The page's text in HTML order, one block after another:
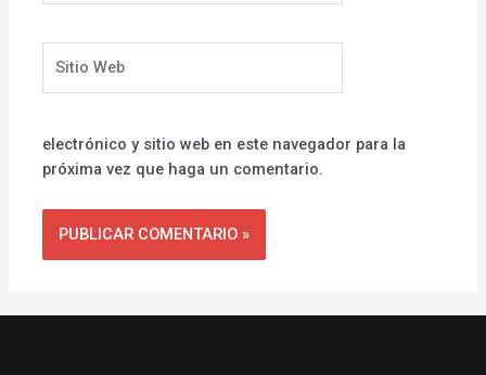
Web
electrónico y sitio web en este navegador para la
próxima vez que haga un comentario.